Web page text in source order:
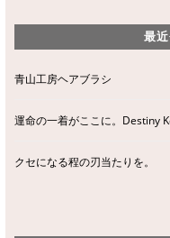
最
青山工房ヘアブラシ
運命の一着がここに。Destiny
クセになる程の刃当たりを。